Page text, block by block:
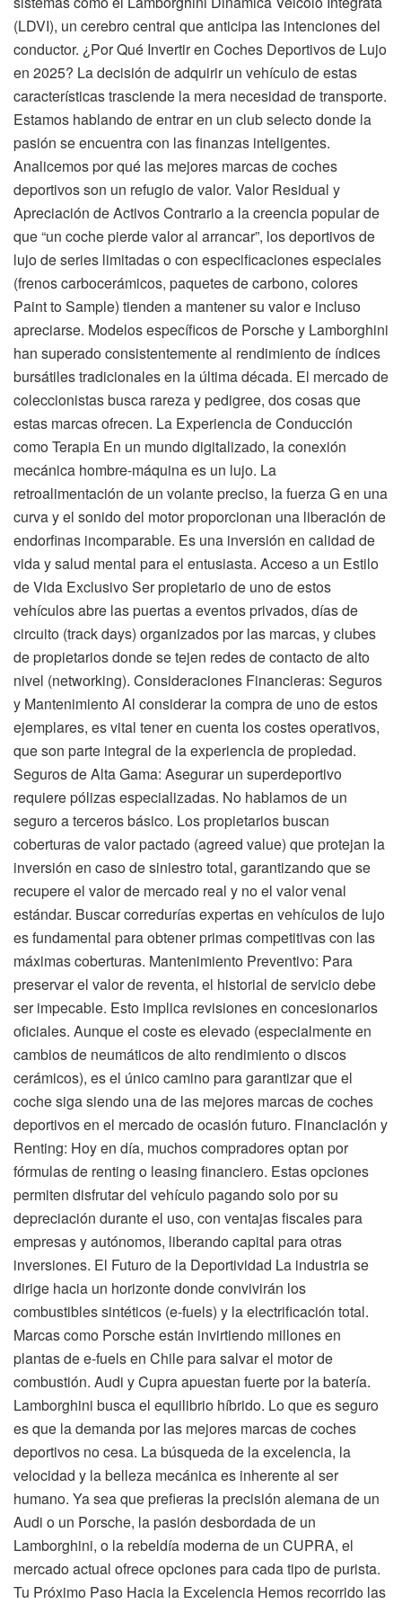
(LDVI), un cerebro central que anticipa las intenciones del
conductor. ¿Por Qué Invertir en Coches Deportivos de Lujo
en 2025? La decisión de adquirir un vehículo de estas
características trasciende la mera necesidad de transporte.
Estamos hablando de entrar en un club selecto donde la
pasión se encuentra con las finanzas inteligentes.
Analicemos por qué las mejores marcas de coches
deportivos son un refugio de valor. Valor Residual y
Apreciación de Activos Contrario a la creencia popular de
que “un coche pierde valor al arrancar”, los deportivos de
lujo de series limitadas o con especificaciones especiales
(frenos carbocerámicos, paquetes de carbono, colores
Paint to Sample) tienden a mantener su valor e incluso
apreciarse. Modelos específicos de Porsche y Lamborghini
han superado consistentemente al rendimiento de índices
bursátiles tradicionales en la última década. El mercado de
coleccionistas busca rareza y pedigree, dos cosas que
estas marcas ofrecen. La Experiencia de Conducción
como Terapia En un mundo digitalizado, la conexión
mecánica hombre-máquina es un lujo. La
retroalimentación de un volante preciso, la fuerza G en una
curva y el sonido del motor proporcionan una liberación de
endorfinas incomparable. Es una inversión en calidad de
vida y salud mental para el entusiasta. Acceso a un Estilo
de Vida Exclusivo Ser propietario de uno de estos
vehículos abre las puertas a eventos privados, días de
circuito (track days) organizados por las marcas, y clubes
de propietarios donde se tejen redes de contacto de alto
nivel (networking). Consideraciones Financieras: Seguros
y Mantenimiento Al considerar la compra de uno de estos
ejemplares, es vital tener en cuenta los costes operativos,
que son parte integral de la experiencia de propiedad.
Seguros de Alta Gama: Asegurar un superdeportivo
requiere pólizas especializadas. No hablamos de un
seguro a terceros básico. Los propietarios buscan
coberturas de valor pactado (agreed value) que protejan la
inversión en caso de siniestro total, garantizando que se
recupere el valor de mercado real y no el valor venal
estándar. Buscar corredurías expertas en vehículos de lujo
es fundamental para obtener primas competitivas con las
máximas coberturas. Mantenimiento Preventivo: Para
preservar el valor de reventa, el historial de servicio debe
ser impecable. Esto implica revisiones en concesionarios
oficiales. Aunque el coste es elevado (especialmente en
cambios de neumáticos de alto rendimiento o discos
cerámicos), es el único camino para garantizar que el
coche siga siendo una de las mejores marcas de coches
deportivos en el mercado de ocasión futuro. Financiación y
Renting: Hoy en día, muchos compradores optan por
fórmulas de renting o leasing financiero. Estas opciones
permiten disfrutar del vehículo pagando solo por su
depreciación durante el uso, con ventajas fiscales para
empresas y autónomos, liberando capital para otras
inversiones. El Futuro de la Deportividad La industria se
dirige hacia un horizonte donde convivirán los
combustibles sintéticos (e-fuels) y la electrificación total.
Marcas como Porsche están invirtiendo millones en
plantas de e-fuels en Chile para salvar el motor de
combustión. Audi y Cupra apuestan fuerte por la batería.
Lamborghini busca el equilibrio híbrido. Lo que es seguro
es que la demanda por las mejores marcas de coches
deportivos no cesa. La búsqueda de la excelencia, la
velocidad y la belleza mecánica es inherente al ser
humano. Ya sea que prefieras la precisión alemana de un
Audi o un Porsche, la pasión desbordada de un
Lamborghini, o la rebeldía moderna de un CUPRA, el
mercado actual ofrece opciones para cada tipo de purista.
Tu Próximo Paso Hacia la Excelencia Hemos recorrido las